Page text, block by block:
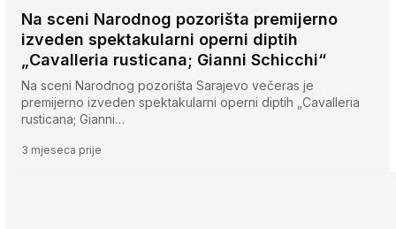
Na sceni Narodnog pozorišta premijerno
izveden spektakularni operni diptih
„Cavalleria rusticana; Gianni Schicchi“
Na sceni Narodnog pozorišta Sarajevo večeras je
premijerno izveden spektakularni operni diptih „Cavalleria
rusticana; Gianni…
3 mjeseca prije